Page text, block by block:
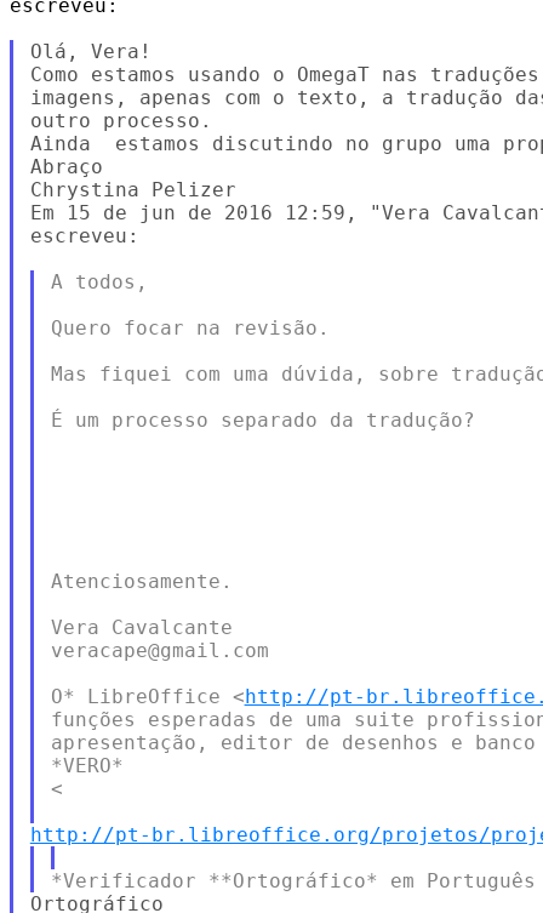
escreveu:
Olá, Vera!
Como estamos usando o OmegaT nas
imagens, apenas com o texto, a tradução
outro processo.
Ainda  estamos discutindo no grupo uma
Abraço
Chrystina Pelizer
Em 15 de jun de 2016 12:59, "Vera
escreveu:
A todos,
Quero focar na revisão.
Mas fiquei com uma dúvida, sobre
É um processo separado da tradução?
Atenciosamente.
Vera Cavalcante
veracape@gmail.com
O* LibreOffice <http://pt-
funções esperadas de uma suite
apresentação, editor de desenhos e
*VERO*
<
http://pt-br.libreoffice.org/projetos/